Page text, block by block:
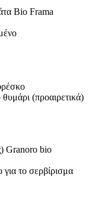
Bio Frama
(προαιρετικά)
Granoro bio
για το σερβίρισμα